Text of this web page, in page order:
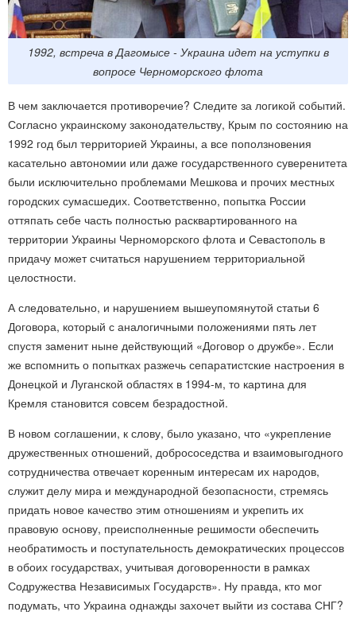
1992, встреча в Дагомысе - Украина идет на уступки в
вопросе Черноморского флота
В чем заключается противоречие? Следите за логикой событий.
Согласно украинскому законодательству, Крым по состоянию на
1992 год был территорией Украины, а все поползновения
касательно автономии или даже государственного суверенитета
были исключительно проблемами Мешкова и прочих местных
городских сумасшедих. Соответственно, попытка России
оттяпать себе часть полностью расквартированного на
территории Украины Черноморского флота и Севастополь в
придачу может считаться нарушением территориальной
целостности.
А следовательно, и нарушением вышеупомянутой статьи 6
Договора, который с аналогичными положениями пять лет
спустя заменит ныне действующий «Договор о дружбе». Если
же вспомнить о попытках разжечь сепаратистские настроения в
Донецкой и Луганской областях в 1994-м, то картина для
Кремля становится совсем безрадостной.
В новом соглашении, к слову, было указано, что «укрепление
дружественных отношений, добрососедства и взаимовыгодного
сотрудничества отвечает коренным интересам их народов,
служит делу мира и международной безопасности, стремясь
придать новое качество этим отношениям и укрепить их
правовую основу, преисполненные решимости обеспечить
необратимость и поступательность демократических процессов
в обоих государствах, учитывая договоренности в рамках
Содружества Независимых Государств». Ну правда, кто мог
подумать, что Украина однажды захочет выйти из состава СНГ?